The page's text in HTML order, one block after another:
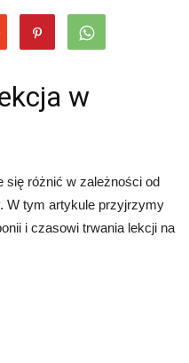
w
się różnić w zależności od
W tym artykule przyjrzymy
i czasowi trwania lekcji na